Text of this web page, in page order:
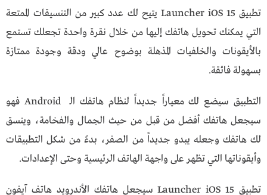
تطبيق Launcher iOS 15 يتيح لك عدد كبير من التنسيقات الممتعة
التي يمكنك تحويل هاتفك إليها من خلال نقرة واحدة تجعلك تستمع
بالأيقونات والخلفيات المذهلة بوضوح عالي ودقة وجودة ممتازة
بسهولة فائقة.
التطبيق سيضع لك معياراً جديداً لنظام هاتفك الـ Android فهو
سيجعل هاتفك أفضل من قبل من حيث الجمال والفخامة، وينسق
لك هاتفك وجعله يبدو جديداً من الصفر، بدءً من شكل التطبيقات
وأيقوناتها التي تظهر على واجهة الهاتف الرئيسية وحتى الإعدادات.
تطبيق Launcher iOS 15 سيجعل هاتفك الأندرويد هاتف آيفون